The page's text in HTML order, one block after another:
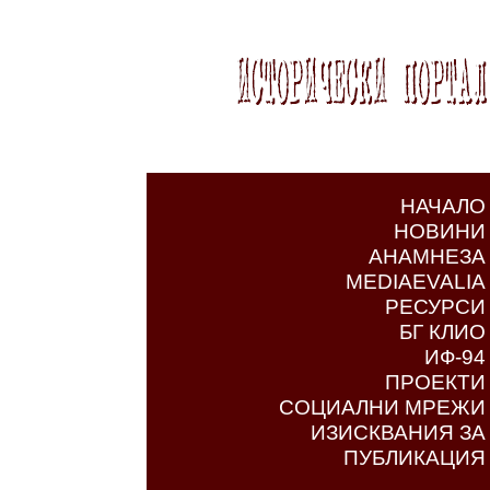
НАЧАЛО
НОВИНИ
АНАМНЕЗА
MEDIAEVALIA
РЕСУРСИ
БГ КЛИО
ИФ-94
ПРОЕКТИ
СОЦИАЛНИ МРЕЖИ
ИЗИСКВАНИЯ ЗА
ПУБЛИКАЦИЯ